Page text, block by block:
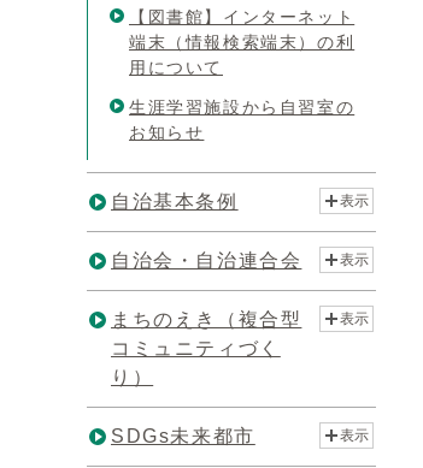
【図書館】インターネット
端末（情報検索端末）の利
用について
生涯学習施設から自習室の
お知らせ
自治基本条例 表示
自治会・自治連合会 表示
まちのえき（複合型
コミュニティづく
り）
表示
SDGs未来都市 表示